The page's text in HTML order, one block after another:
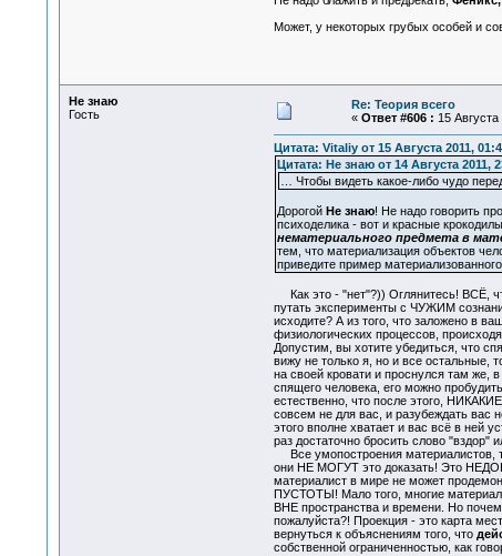
Может, у некоторых грубых особей и
Не знаю
Гость
Re: Теория всего
« Ответ #606 : 15
Цитата: Vitaliy от 15 Августа 2011,
Цитата: Не знаю от 14 Августа 2011,
… Чтобы видеть какое-либо чудо
Дорогой Не знаю! Не надо говорить
психоделика - вот и красные
нематериального предмета в
тем, что материализация объектов
приведите пример
Как это - "нет"?)) Оглянитесь! ВСЁ,
путать эксперименты с ЧУЖИМ
исходите? А из того, что заложено в
физиологических процессов,
Допустим, вы хотите убедиться, что
вижу не только я, но и все остальные,
на своей кровати и проснулся там же,
спящего человека, его можно
естественно, что после этого,
совсем не для вас, и разубеждать вас
этого вполне хватает и вас всё в ней
раз достаточно бросить слово "вздор"
Все умопостроения материалистов,
они НЕ МОГУТ это доказать! Это
материалист в мире не может
ПУСТОТЫ! Мало того, многие
ВНЕ пространства и времени. Но
пожалуйста?! Проекция - это карта
вернуться к объяснениям того, что
собственной ограниченностью, как